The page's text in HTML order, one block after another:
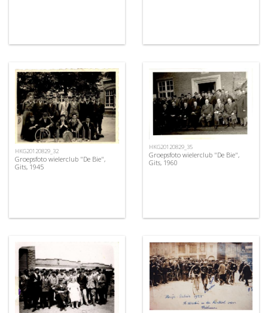
HKG20120829_32
Groepsfoto wielerclub "De Bie",
Gits, 1945
HKG20120829_35
Groepsfoto wielerclub "De Bie",
Gits, 1960